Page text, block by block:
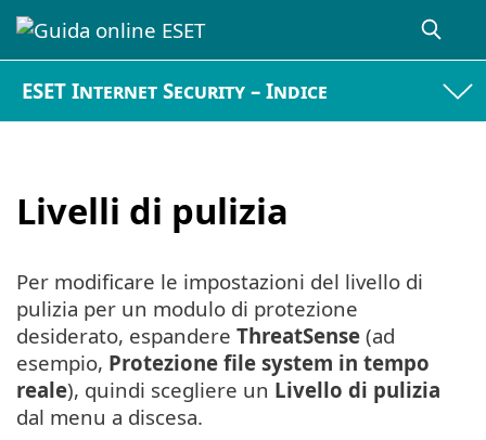
ESET Internet Security – Indice
Livelli di pulizia
Per modificare le impostazioni del livello di
pulizia per un modulo di protezione
desiderato, espandere ThreatSense (ad
esempio, Protezione file system in tempo
reale), quindi scegliere un Livello di pulizia
dal menu a discesa.